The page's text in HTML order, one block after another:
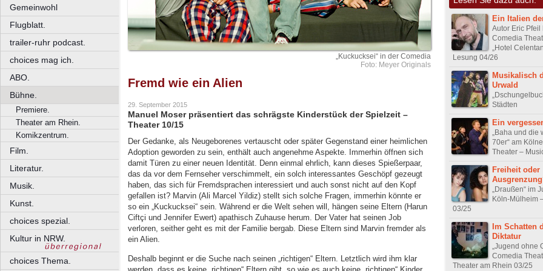
Gemeinwohl
Flugblatt.
trailer-ruhr podcast.
choices mag ich.
ABO.
Bühne.
Premiere.
Theater am Rhein.
Komikzentrum.
Film.
Literatur.
Musik.
Kunst.
choices spezial.
Kultur in NRW.
choices Thema.
„Kuckucksei“ in der Comedia
Foto: Meyer Originals
Fremd wie ein Alien
29. September 2015
Manuel Moser präsentiert das schrägste Kinderstück der Spielzeit –
Theater 10/15
Der Gedanke, als Neugeborenes vertauscht oder später Gegenstand einer heimlichen
Adoption geworden zu sein, enthält auch angenehme Aspekte. Immerhin öffnen sich
damit Türen zu einer neuen Identität. Denn einmal ehrlich, kann dieses Spießerpaar,
das da vor dem Fernseher verschimmelt, ein solch interessantes Geschöpf gezeugt
haben, das sich für Fremdsprachen interessiert und auch sonst nicht auf den Kopf
gefallen ist? Marvin (Ali Marcel Yildiz) stellt sich solche Fragen, immerhin könnte er
so ein „Kuckucksei“ sein. Während er die Welt sehen will, hängen seine Eltern (Harun
Ciftçi und Jennifer Ewert) apathisch Zuhause herum. Der Vater hat seinen Job
verloren, seither geht es mit der Familie bergab. Diese Eltern sind Marvin fremder als
ein Alien.
Deshalb beginnt er die Suche nach seinen „richtigen“ Eltern. Letztlich wird ihm klar
Ein Italien
Autor Eric Pfeil
Comedia
„Hotel
Lesung 04/26
Musikalisch
Urwald
Städten
Ein
„Baha und die
70er“ am
Theater –
Freiheit oder
„Draußen“ im
Köln-Mülheim
03/25
Im Schatten
Diktatur
„Jugend ohne
Comedia
Theater am Rhein 03/25